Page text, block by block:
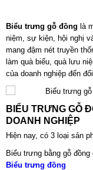
Biểu trưng gỗ đồng là
niệm, sự kiện, hội nghị
mang đậm nét truyền
làm quà biếu, quà lưu
của doanh nghiệp đến
BIỂU TRƯNG GỖ
DOANH NGHIỆP
Hiện nay, có 3 loại sản
Biểu trưng bằng gỗ đồng
Biểu trưng đồng